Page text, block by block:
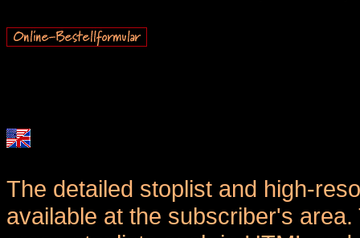
The detailed stoplist and high-
available at the subscriber's